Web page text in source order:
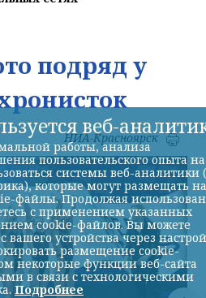
подряд у
НИА-Красноярск
веб-
работы, анализа
пользовательского опыта на
системы веб-аналитики
которые могут размещать на
файлы. Продолжая
с применением указанных
cookie-файлов. Вы можете
устройства через
размещение cookie-
некоторые функции веб-сайта
в связи с технологическими
Подробнее